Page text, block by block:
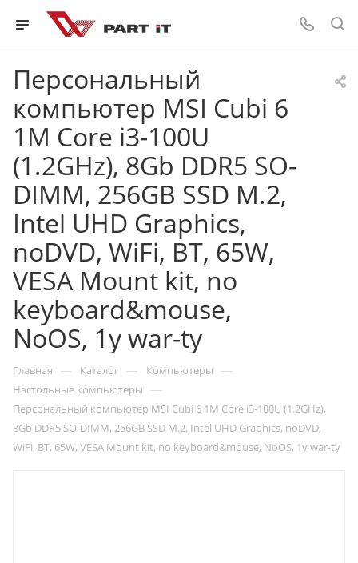
Персональный
компьютер MSI Cubi 6
1M Core i3-100U
(1.2GHz), 8Gb DDR5 SO-
DIMM, 256GB SSD M.2,
Intel UHD Graphics,
noDVD, WiFi, BT, 65W,
VESA Mount kit, no
keyboard&mouse,
NoOS, 1y war-ty
Главная — Каталог — Компьютеры —
Настольные компьютеры —
Персональный компьютер MSI Cubi 6 1M Core i3-100U (1.2GHz),
8Gb DDR5 SO-DIMM, 256GB SSD M.2, Intel UHD Graphics, noDVD,
WiFi, BT, 65W, VESA Mount kit, no keyboard&mouse, NoOS, 1y war-ty